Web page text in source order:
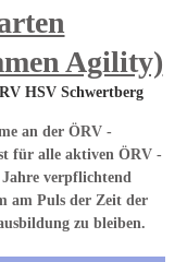
Agility)
HSV Schwertberg
an der ÖRV -
für alle aktiven ÖRV -
verpflichtend
am Puls der Zeit der
zu bleiben.